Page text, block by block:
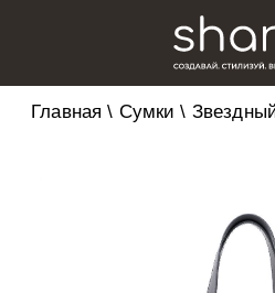
Главная \ Сумки \